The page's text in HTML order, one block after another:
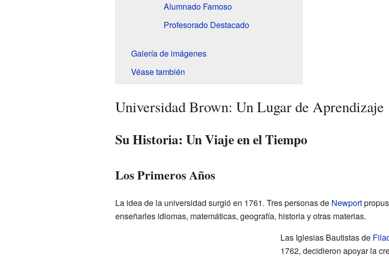
Alumnado Famoso
Profesorado Destacado
Galería de imágenes
Véase también
Universidad Brown: Un Lugar de Aprendizaje
Su Historia: Un Viaje en el Tiempo
Los Primeros Años
La idea de la universidad surgió en 1761. Tres personas de Newport
enseñarles idiomas, matemáticas, geografía, historia y otras materias.
Las Iglesias Bautistas de
1762, decidieron apoyar la